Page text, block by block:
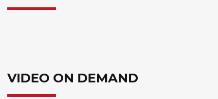
VIDEO ON DEMAND